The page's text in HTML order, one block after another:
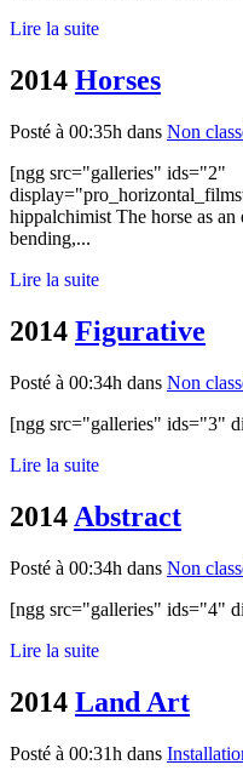
Lire la suite
2014 Horses
Posté à 00:35h dans Non
[ngg src="galleries" ids="2"
hippalchimist The horse as
bending,...
Lire la suite
2014 Figurative
Posté à 00:34h dans Non
[ngg src="galleries" ids="3"
Lire la suite
2014 Abstract
Posté à 00:34h dans Non
[ngg src="galleries" ids="4"
Lire la suite
2014 Land Art
Posté à 00:31h dans